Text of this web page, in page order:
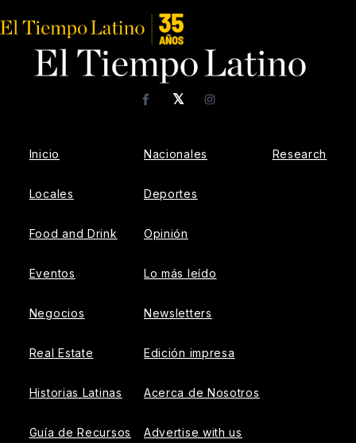
𝕏
FacebookInstagram
Inicio
Locales
Food and Drink
Eventos
Negocios
Real Estate
Historias Latinas
Guía de Recursos
Nacionales
Deportes
Opinión
Lo más leído
Newsletters
Edición impresa
Acerca de Nosotros
Advertise with us
Research